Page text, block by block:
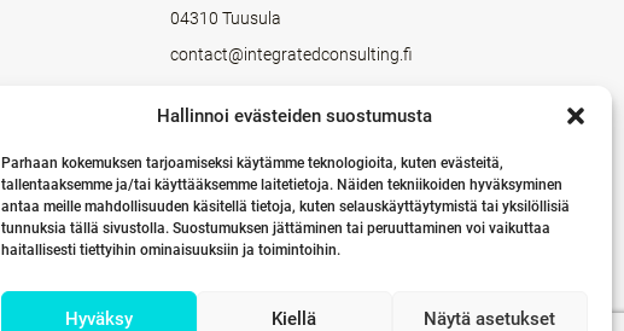
Hallinnoi evästeiden suostumusta
Parhaan kokemuksen tarjoamiseksi käytämme teknologioita, kuten evästeitä,
tallentaaksemme ja/tai käyttääksemme laitetietoja. Näiden tekniikoiden hyväksyminen
antaa meille mahdollisuuden käsitellä tietoja, kuten selauskäyttäytymistä tai yksilöllisiä
tunnuksia tällä sivustolla. Suostumuksen jättäminen tai peruuttaminen voi vaikuttaa
haitallisesti tiettyihin ominaisuuksiin ja toimintoihin.
Hyväksy Kiellä Näytä asetukset
04310 Tuusula
contact@integratedconsulting.fi
LINKEDIN
Seuraa meitä LinkedInissä